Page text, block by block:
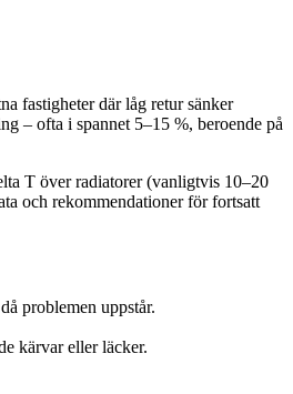
fastigheter där låg retur sänker
– ofta i spannet 5–15 %, beroende på
T över radiatorer (vanligtvis 10–20
och rekommendationer för fortsatt
problemen uppstår.
kärvar eller läcker.